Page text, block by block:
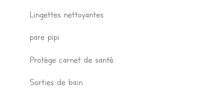
Lingettes nettoyantes
pare pipi
Protège carnet de santé
Sorties de bain